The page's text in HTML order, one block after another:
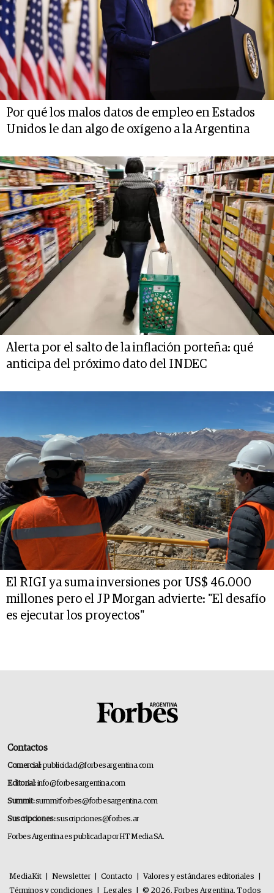
Por qué los malos datos de empleo en Estados
Unidos le dan algo de oxígeno a la Argentina
Alerta por el salto de la inflación porteña: qué
anticipa del próximo dato del INDEC
El RIGI ya suma inversiones por US$ 46.000
millones pero el JP Morgan advierte: "El desafío
es ejecutar los proyectos"
Contactos
Comercial:publicidad@forbesargentina.com
Editorial:info@forbesargentina.com
Summit:summitforbes@forbesargentina.com
Suscripciones:suscripciones@forbes.ar
Forbes Argentina es publicada por HT Media SA.
MediaKit Newsletter Contacto Valores y estándares editoriales
Términos y condiciones
Legales © 2026. Forbes Argentina. Todos